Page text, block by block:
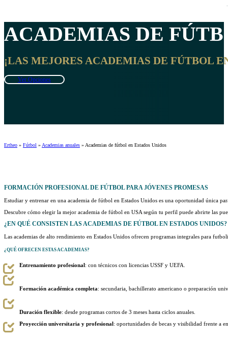
ACADEMIAS DE
¡LAS MEJORES ACADEMIAS DE FÚTBOL
Ver Opciones
Ertheo » Fútbol »Academias anuales »Academias de fútbol en Estados Unidos
FORMACIÓN PROFESIONALDE FÚTBOL PARA JÓVENES PROMESAS
Estudiar y entrenar en una academia de fútbol en Estados Unidos es una oportunidad única
Descubre cómo elegir la mejor academia de fútbol en USA según tu perfil puede abrirte las
¿EN QUÉ CONSISTEN LASACADEMIAS DE FÚTBOL EN ESTADOS UNIDOS?
Las academias de alto rendimiento en Estados Unidos ofrecen programas integrales para
¿QUÉ OFRECEN ESTAS ACADEMIAS?
Entrenamiento profesional: con técnicos con licencias USSF y UEFA.
Formación académica completa: secundaria, bachillerato americano o preparación
Duración flexible: desde programas cortos de 3 meses hasta ciclos anuales.
Proyección universitaria y profesional: oportunidades de becas y visibilidad frente a